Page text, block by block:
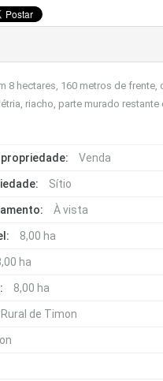
8 hectares, 160 metros de
riacho, parte murado
Venda
Sítio
À vista
8,00 ha
ha
8,00 ha
de Timon